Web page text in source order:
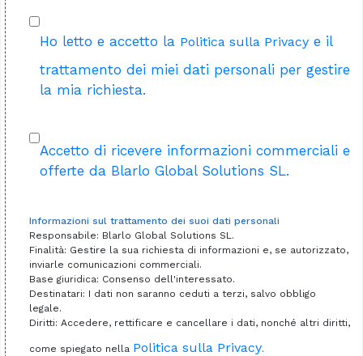
Ho letto e accetto la Politica sulla Privacy e il
trattamento dei miei dati personali per gestire
la mia richiesta.
Accetto di ricevere informazioni commerciali e
offerte da Blarlo Global Solutions SL.
Informazioni sul trattamento dei suoi dati personali
Responsabile: Blarlo Global Solutions SL.
Finalità: Gestire la sua richiesta di informazioni e, se autorizzato,
inviarle comunicazioni commerciali.
Base giuridica: Consenso dell'interessato.
Destinatari: I dati non saranno ceduti a terzi, salvo obbligo
legale.
Diritti: Accedere, rettificare e cancellare i dati, nonché altri diritti,
come spiegato nella Politica sulla Privacy.